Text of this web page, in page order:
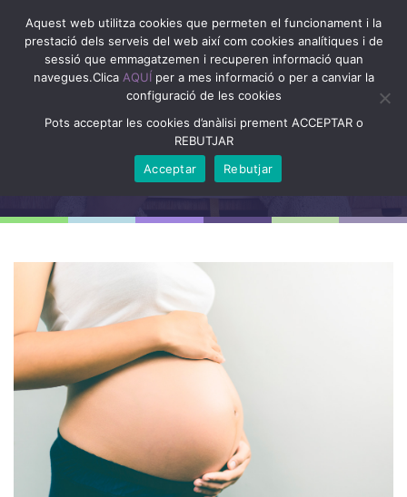
Home/
Aquest web utilitza cookies que permeten el funcionament i la
prestació dels serveis del web així com cookies analítiques i de
sessió que emmagatzemen i recuperen informació quan
navegues.Clica AQUÍ per a mes informació o per a canviar la
configuració de les cookies
Pots acceptar les cookies d’anàlisi prement ACCEPTAR o
REBUTJAR
Acceptar
Rebutjar